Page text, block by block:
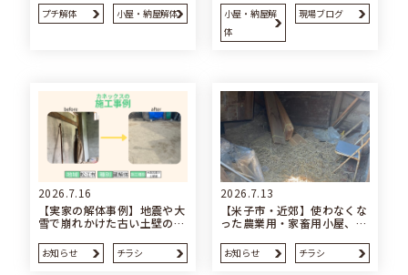
プチ解体 小屋・納屋解体
小屋・納屋解
体
現場ブログ
2026.7.16
【実家の解体事例】地震や大
雪で崩れかけた古い土壁の…
お知らせ チラシ
2026.7.13
【米子市・近郊】使わなくな
った農業用・家畜用小屋、…
お知らせ チラシ